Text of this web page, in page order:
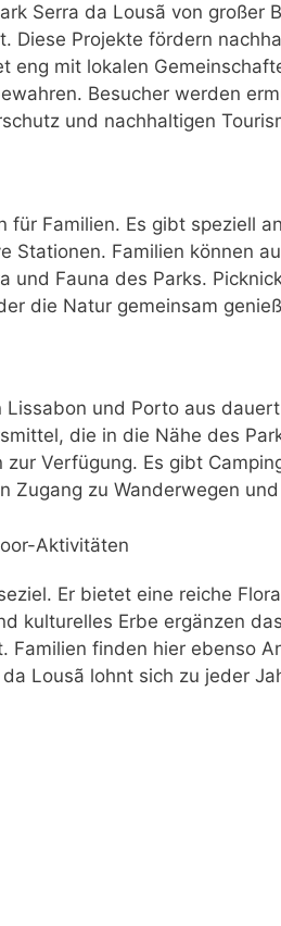
Serra da Lousã von großer
Diese Projekte fördern
mit lokalen
Besucher werden
und nachhaltigen
Familien. Es gibt speziell
Stationen. Familien können
und Fauna des Parks.
die Natur gemeinsam
und Porto aus
die in die Nähe des
Verfügung. Es gibt
zu Wanderwegen
Aktivitäten
Er bietet eine reiche
kulturelles Erbe ergänzen
Familien finden hier ebenso
Lousã lohnt sich zu jeder